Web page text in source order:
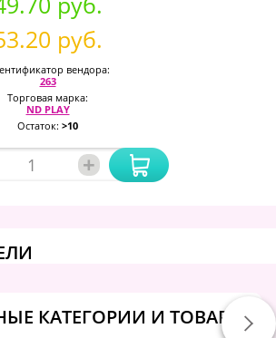
руб.
вендора:
263
Торговая марка:
ND PLAY
Остаток: >10
+
КАТЕГОРИИ И ТОВАРЫ: